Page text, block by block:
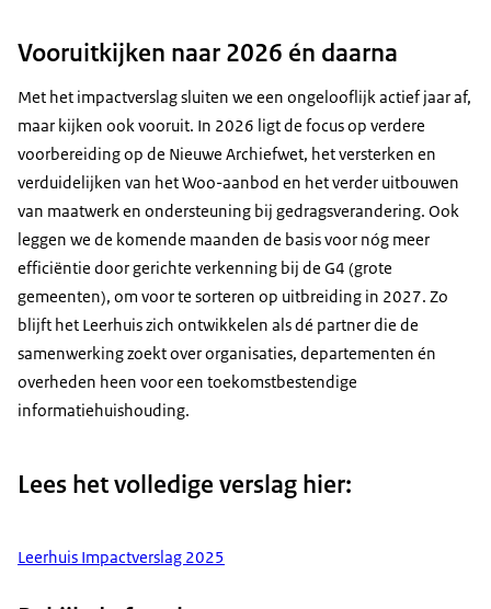
Vooruitkijken naar 2026 én daarna
Met het impactverslag sluiten we een ongelooflijk actief jaar af,
maar kijken ook vooruit. In 2026 ligt de focus op verdere
voorbereiding op de Nieuwe Archiefwet, het versterken en
verduidelijken van het Woo-aanbod en het verder uitbouwen
van maatwerk en ondersteuning bij gedragsverandering. Ook
leggen we de komende maanden de basis voor nóg meer
efficiëntie door gerichte verkenning bij de G4 (grote
gemeenten), om voor te sorteren op uitbreiding in 2027. Zo
blijft het Leerhuis zich ontwikkelen als dé partner die de
samenwerking zoekt over organisaties, departementen én
overheden heen voor een toekomstbestendige
informatiehuishouding.
Lees het volledige verslag hier:
Leerhuis Impactverslag 2025